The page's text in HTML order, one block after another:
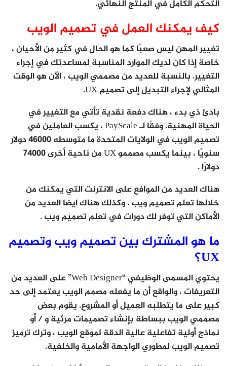
التحكم الكامل في المنتج النهائي.
كيف يمكنك العمل في تصميم الويب
تغيير المهن ليس صعبًا كما هو الحال في كثير من الأحيان ،
خاصة إذا كان لديك الموارد المناسبة لمساعدتك في إجراء
التغيير. بالنسبة للعديد من مصممي الويب ، الآن هو الوقت
المثالي لإجراء التبديل إلى تصميم UX.
بادئ ذي بدء ، هناك دفعة نقدية تأتي مع التغيير في
الحياة المهنية. وفقًا لـ PayScale ، يكسب العاملين في
تصميم الويب في الولايات المتحدة ما متوسطه 46000 دولار
سنويًا ، بينما يكسب مصممو UX من ناحية أخرى 74000
دولارًا .
هناك العديد من الموافع على الانترنت التي يمكنك من
خلالها تعلم تصميم ويب ، وكذلك هناك ايضا العديد من
الأماكن التي توفر لك دورات في تعلم تصميم ويب .
ما هو المشترك بين تصميم ويب وتصميم
UX؟
يحتوي المسمى الوظيفي “Web Designer” على العديد من
التعريفات ، والواقع أن ما يفعله مصمم الويب يعتمد إلى حد
كبير على ما يتطلبه العميل أو المشروع. يقوم بعض
مصممي الويب ببساطة بإنشاء تصميمات مرئية و / أو
نماذج أولية تفاعلية عالية الدقة لموقع الويب ، وترك ترميز
تصميم الويب لمطوري الواجهة الأمامية والخلفية.